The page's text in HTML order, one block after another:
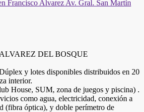
DEL BOSQUE
y lotes disponibles distribuidos en 20
interior.
House, SUM, zona de juegos y piscina) .
como agua, electricidad, conexión a
(fibra óptica), y doble perímetro de